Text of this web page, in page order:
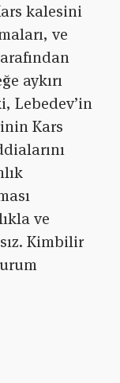
kalesini
ve
aykırı
Lebedev’in
Kars
ve
Kimbilir